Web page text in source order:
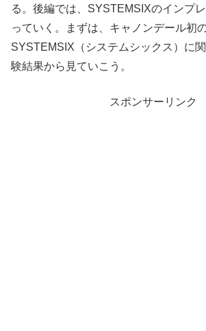
る。後編では、SYSTEMSIXのインプ
っていく。まずは、キャノンデール初
SYSTEMSIX（システムシックス）に
験結果から見ていこう。
スポンサーリンク